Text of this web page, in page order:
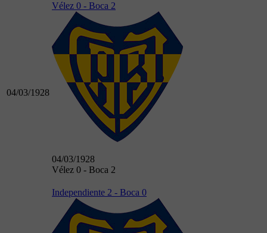
04/03/1928
Vélez 0 - Boca 2
04/03/1928
Vélez 0 - Boca 2
Independiente 2 - Boca 0